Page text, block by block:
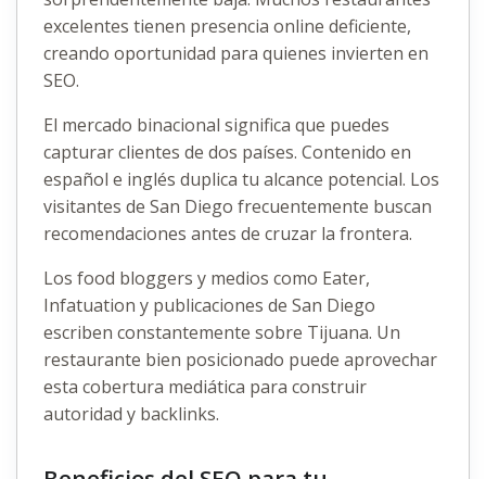
excelentes tienen presencia online deficiente,
creando oportunidad para quienes invierten en
SEO.
El mercado binacional significa que puedes
capturar clientes de dos países. Contenido en
español e inglés duplica tu alcance potencial. Los
visitantes de San Diego frecuentemente buscan
recomendaciones antes de cruzar la frontera.
Los food bloggers y medios como Eater,
Infatuation y publicaciones de San Diego
escriben constantemente sobre Tijuana. Un
restaurante bien posicionado puede aprovechar
esta cobertura mediática para construir
autoridad y backlinks.